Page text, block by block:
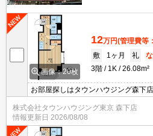
画像：20枚
12万円(管理費等
敷
1ヶ月 礼
3階
1K 26.08m²
お部屋探しはタウンハウジング森下
株式会社タウンハウジング東京 森下店
情報更新日 2026/08/08